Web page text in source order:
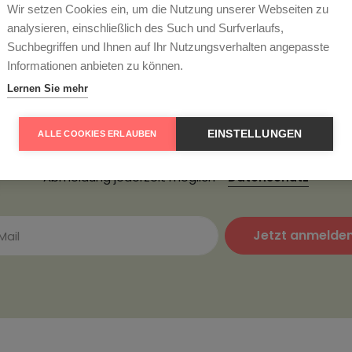
abonnieren und
ein. Als Dankeschön erhalten Sie einen 5€ Gutschein
Bestellung. Mindestbestellwert 85€, nur einmal pro
Abmeldung jederzeit möglich -Datenschutz
Jetzt
Wir setzen Cookies ein, um die Nutzung unserer Webseiten zu
analysieren, einschließlich des Such und Surfverlaufs,
Suchbegriffen und Ihnen auf Ihr Nutzungsverhalten angepasste
Informationen anbieten zu können.
Lernen Sie mehr
ALLE COOKIES ERLAUBEN EINSTELLUNGEN